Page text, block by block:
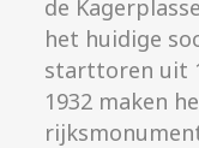
de
het huidige
starttoren uit
1932 maken